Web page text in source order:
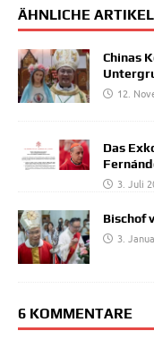
ÄHNLICHE ARTIKEL
Chinas
12.
Das
3. Juli
Bischof
3.
6 KOMMENTARE